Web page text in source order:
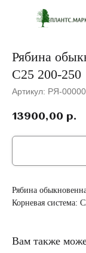
Рябина
C25 200-250
Артикул: РЯ-
13900,00 р.
Рябина
Корневая система:
Вам также